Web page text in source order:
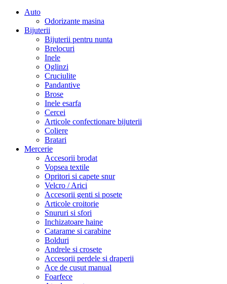
Auto
Odorizante masina
Bijuterii
Bijuterii pentru nunta
Brelocuri
Inele
Oglinzi
Cruciulite
Pandantive
Brose
Inele esarfa
Cercei
Articole confectionare bijuterii
Coliere
Bratari
Mercerie
Accesorii brodat
Vopsea textile
Opritori si capete snur
Velcro / Arici
Accesorii genti si posete
Articole croitorie
Snururi si sfori
Inchizatoare haine
Catarame si carabine
Bolduri
Andrele si crosete
Accesorii perdele si draperii
Ace de cusut manual
Foarfece